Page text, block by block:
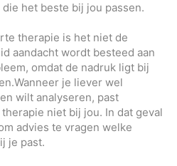
het beste bij jou passen.
therapie is het niet de
aandacht wordt besteed aan
omdat de nadruk ligt bij
je liever wel
wilt analyseren, past
niet bij jou. In dat geval
advies te vragen welke
je past.